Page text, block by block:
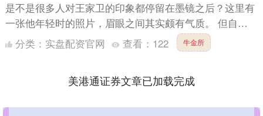
是不是很多人对王家卫的印象都停留在墨镜之后？这里有
一张他年轻时的照片，眉眼之间其实颇有气质。 但自从
戴上墨镜，他仿佛在风格的路上越走越远，也渐渐成了观
众眼中的“....
分类： 实盘配资官网 查看： 122 牛金所
美港通证券文章已加载完成